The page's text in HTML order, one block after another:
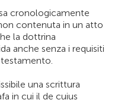
cronologicamente
contenuta in un atto
la dottrina
anche senza i requisiti
una scrittura
in cui il de cuius